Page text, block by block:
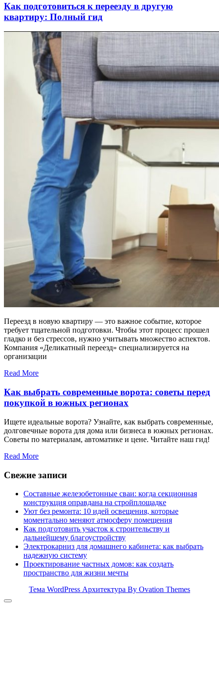
Как подготовиться к переезду в другую
квартиру: Полный гид
Переезд в новую квартиру — это важное событие, которое
требует тщательной подготовки. Чтобы этот процесс прошел
гладко и без стрессов, нужно учитывать множество аспектов.
Компания «Деликатный переезд» специализируется на
организации
Read More
Как выбрать современные ворота: советы перед
покупкой в южных регионах
Ищете идеальные ворота? Узнайте, как выбрать современные,
долговечные ворота для дома или бизнеса в южных регионах.
Советы по материалам, автоматике и цене. Читайте наш гид!
Read More
Свежие записи
Составные железобетонные сваи: когда секционная
конструкция оправдана на стройплощадке
Уют без ремонта: 10 идей освещения, которые
моментально меняют атмосферу помещения
Как подготовить участок к строительству и
дальнейшему благоустройству
Электрокарниз для домашнего кабинета: как выбрать
надежную систему
Проектирование частных домов: как создать
пространство для жизни мечты
Тема WordPress Архитектура By Ovation Themes